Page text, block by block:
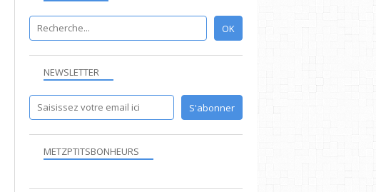
NEWSLETTER
METZPTITSBONHEURS